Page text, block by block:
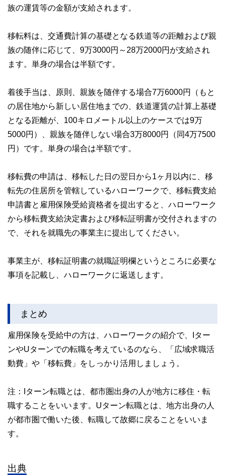
族の運賃等の金額が支給されます。
移転料は、交通費計算の基礎となる鉄道等の距離および親
族の随伴に応じて、9万3000円～28万2000円が支給され
ます。単身の場合は半額です。
着後手当は、原則、親族を随伴する場合7万6000円（もと
の居住地から新しい居住地までの、鉄道運賃の計算上基礎
となる距離が、100キロメートル以上のケースでは9万
5000円）、親族を随伴しない場合3万8000円（同4万7500
円）です。単身の場合は半額です。
移転費の申請は、移転した日の翌日から1ヶ月以内に、移
転先の住居所を管轄しているハローワークで、移転費支給
申請書と雇用保険受給資格者を提出すると、ハローワーク
から移転費支給決定書および移転証明書が交付されますの
で、それを就職先の事業主に提出してください。
事業主が、移転証明書の就職証明欄というところに必要な
事項を記載し、ハローワークに返送します。
まとめ
雇用保険を受給中の方は、ハローワークの紹介で、Iター
ンやUターンでの転職を考えているのなら、「広域求職活
動費」や「移転費」をしっかり活用しましょう。
注：Iターン転職とは、都市圏出身の人が地方に移住・転
職することをいいます。Uターン転職とは、地方出身の人
が都市圏で働いた後、転職して故郷に戻ることをいいま
す。
出典